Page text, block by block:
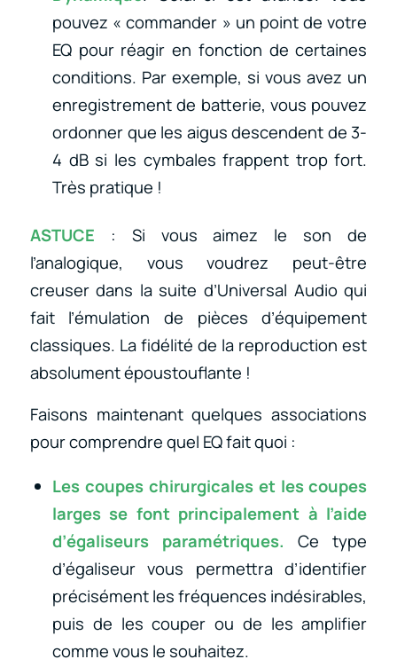
pouvez « commander » un point de votre
EQ pour réagir en fonction de certaines
conditions. Par exemple, si vous avez un
enregistrement de batterie, vous pouvez
ordonner que les aigus descendent de 3-
4 dB si les cymbales frappent trop fort.
Très pratique !
ASTUCE : Si vous aimez le son de
l’analogique, vous voudrez peut-être
creuser dans la suite d’Universal Audio qui
fait l’émulation de pièces d’équipement
classiques. La fidélité de la reproduction est
absolument époustouflante !
Faisons maintenant quelques associations
pour comprendre quel EQ fait quoi :
Les coupes chirurgicales et les coupes
larges se font principalement à l’aide
d’égaliseurs paramétriques. Ce type
d’égaliseur vous permettra d’identifier
précisément les fréquences indésirables,
puis de les couper ou de les amplifier
comme vous le souhaitez.